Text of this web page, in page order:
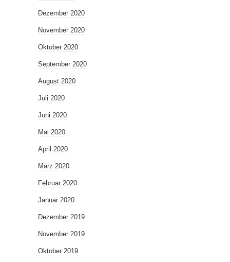
Dezember 2020
November 2020
Oktober 2020
September 2020
August 2020
Juli 2020
Juni 2020
Mai 2020
April 2020
März 2020
Februar 2020
Januar 2020
Dezember 2019
November 2019
Oktober 2019